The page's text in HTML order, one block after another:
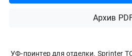
Архив
УФ-принтер для отделки. Sprinter